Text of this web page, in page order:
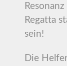
Regatta
sein!
Die